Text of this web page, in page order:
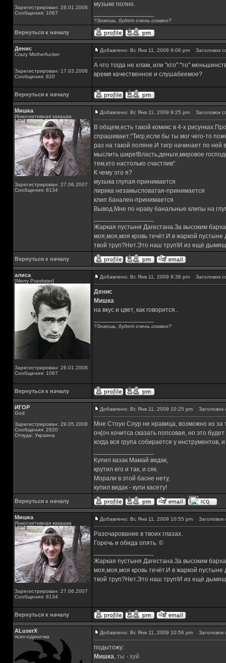
Зарегистрирован: 26.01.2008
Сообщения: 1067
музыке полно.
?Знаешь, будет очень славно?
Вернуться к началу
Денис
Crazy Motherfucker
Зарегистрирован: 17.03.2008
Сообщения: 820
Добавлено: Вс Янв 11, 2009 9:06 pm Заголовок
А что тогда не хлам, или "кто" "то"
время качественное и слушабеемое?
Вернуться к началу
Мишка
Инкогнитивная какашка
Зарегистрирован: 27.06.2007
Сообщения: 8134
Добавлено: Вс Янв 11, 2009 9:25 pm Заголовок
В общем,есть такой комикс в 4-х
спрашивает:"Тигр,если бы ты мог чего-то
раз на такой поляне.И тигр начинает по ней
мыслить шире!Власть,деньги,мировое
тем,кто настолько счастлив".
К чему это я?
музыка глупая-принимается
лирика незамысловатая-принимается
клип банален-принимается
Вывод.Мне по нраву банальные клипы на
Жаркая пустыня Дагестана.За высоким
моя,моя,моя кровь течёт.И в жаркой
твой труп?Нет.Это наш труп!И из ещё
Вернуться к началу
алиса
[Merry Prankster]
Зарегистрирован: 26.01.2008
Сообщения: 1067
Добавлено: Вс Янв 11, 2009 9:38 pm Заголовок
Денис
Мишка
на вкус и цвет, как говорится..
?Знаешь, будет очень славно?
Вернуться к началу
ИГОР
God
Зарегистрирован: 29.05.2008
Сообщения: 2820
Откуда: Украина
Добавлено: Вс Янв 11, 2009 10:25 pm Заголовок
Мне Стоун Соур не нравица, возможно из за
оч(оч хочитса сказать попсовая, но это
когда вся група собирается у
Купил казак Мамай видак,
крутил его и так, и сяк.
Морали в этой басне нету,
купил видак - купи касету!
Вернуться к началу
Мишка
Инкогнитивная какашка
Зарегистрирован: 27.06.2007
Сообщения: 8134
Добавлено: Вс Янв 11, 2009 10:55 pm Заголовок
Разочарование в твоих глазах.
Горечь и обида опять. ©
Жаркая пустыня Дагестана.За высоким
моя,моя,моя кровь течёт.И в жаркой
твой труп?Нет.Это наш труп!И из ещё
Вернуться к началу
ALuserX
псих-одиночка
Добавлено: Вс Янв 11, 2009 10:56 pm Заголовок
подытожу:
Мишка, ты - хуй